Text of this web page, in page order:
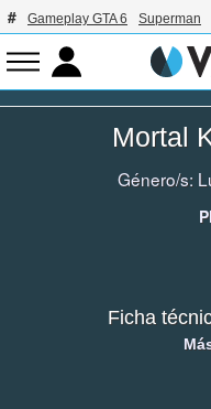
Gameplay GTA 6 Superman
Mortal
Género/s:
Ficha